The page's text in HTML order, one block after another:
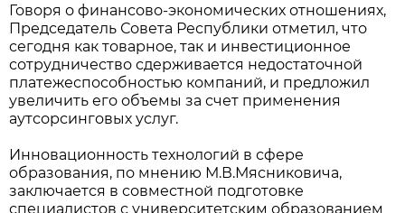
Говоря о финансово-экономических отношениях,
Председатель Совета Республики отметил, что
сегодня как товарное, так и инвестиционное
сотрудничество сдерживается недостаточной
платежеспособностью компаний, и предложил
увеличить его объемы за счет применения
аутсорсинговых услуг.
Инновационность технологий в сфере
образования, по мнению М.В.Мясниковича,
заключается в совместной подготовке
специалистов с университетским образованием